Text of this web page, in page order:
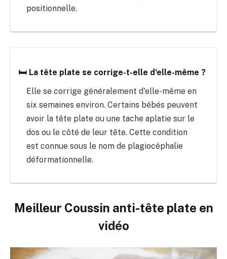
positionnelle.
🛏️ La tête plate se corrige-t-elle d'elle-même ?
Elle se corrige généralement d'elle-même en
six semaines environ. Certains bébés peuvent
avoir la tête plate ou une tache aplatie sur le
dos ou le côté de leur tête. Cette condition
est connue sous le nom de plagiocéphalie
déformationnelle.
Meilleur Coussin anti-tête plate en
vidéo